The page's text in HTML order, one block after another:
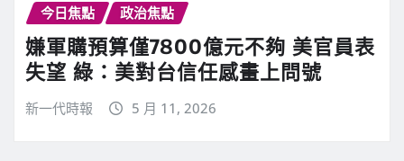
今日焦點 政治焦點
嫌軍購預算僅7800億元不夠 美官員表
失望 綠：美對台信任感畫上問號
新一代時報 5 月 11, 2026